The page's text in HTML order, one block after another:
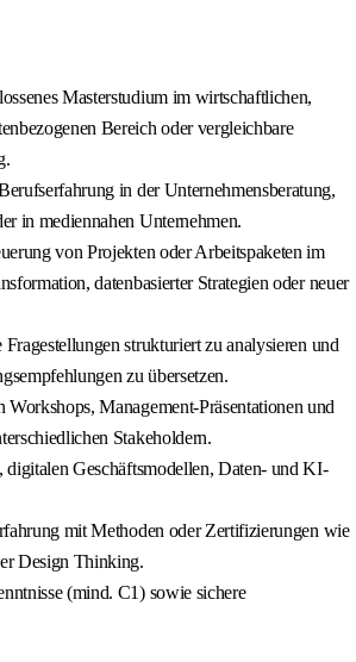
Masterstudium im wirtschaftlichen,
Bereich oder vergleichbare
in der Unternehmensberatung,
in mediennahen Unternehmen.
von Projekten oder Arbeitspaketen im
datenbasierter Strategien oder neuer
strukturiert zu analysieren und
zu übersetzen.
Workshops, Management-Präsentationen und
Stakeholdern.
digitalen Geschäftsmodellen, Daten- und KI-
mit Methoden oder Zertifizierungen wie
Design Thinking.
(mind. C1) sowie sichere